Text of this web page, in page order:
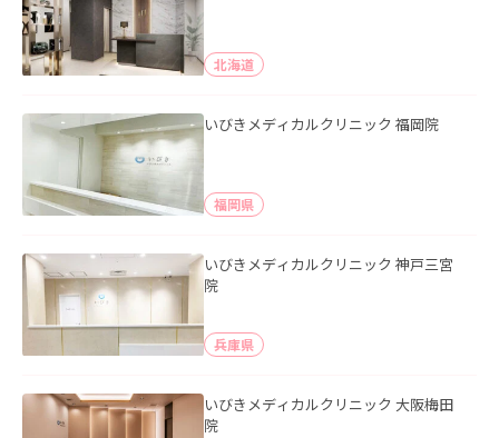
北海道
いびきメディカルクリニック 福岡院
福岡県
いびきメディカルクリニック 神戸三宮
院
兵庫県
いびきメディカルクリニック 大阪梅田
院